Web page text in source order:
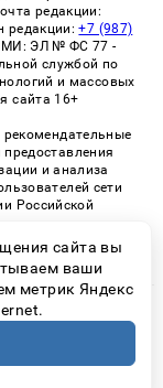
редакции:
редакции:+7 (987)
СМИ: ЭЛ № ФС 77 -
службой по
и массовых
сайта 16+
и анализа
сети
Российской
«СМИ2» (PDF)
защищены
сайта вы
ваши
метрик Яндекс